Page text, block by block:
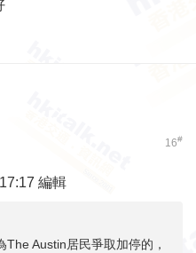
16#
編輯
Austin居民爭取加停的，